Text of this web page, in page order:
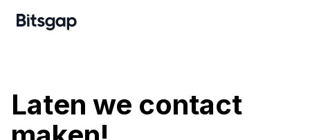
Laten we contact